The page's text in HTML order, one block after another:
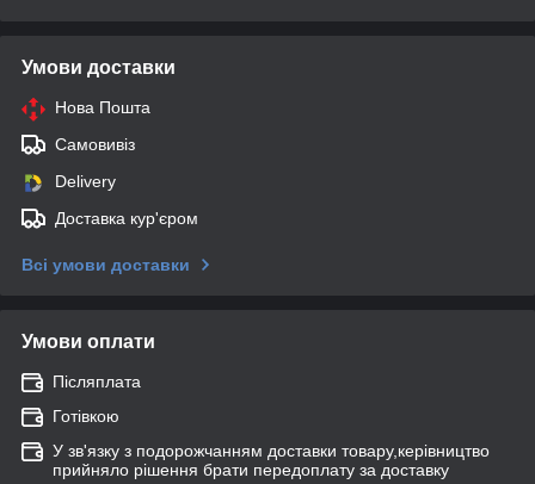
Умови доставки
Нова Пошта
Самовивіз
Delivery
Доставка кур'єром
Всі умови доставки
Умови оплати
Післяплата
Готівкою
У зв'язку з подорожчанням доставки товару,керівництво
прийняло рішення брати передоплату за доставку